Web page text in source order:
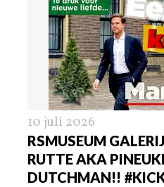
10 juli 2026
RSMUSEUM
RUTTE AKA
DUTCHMAN!!